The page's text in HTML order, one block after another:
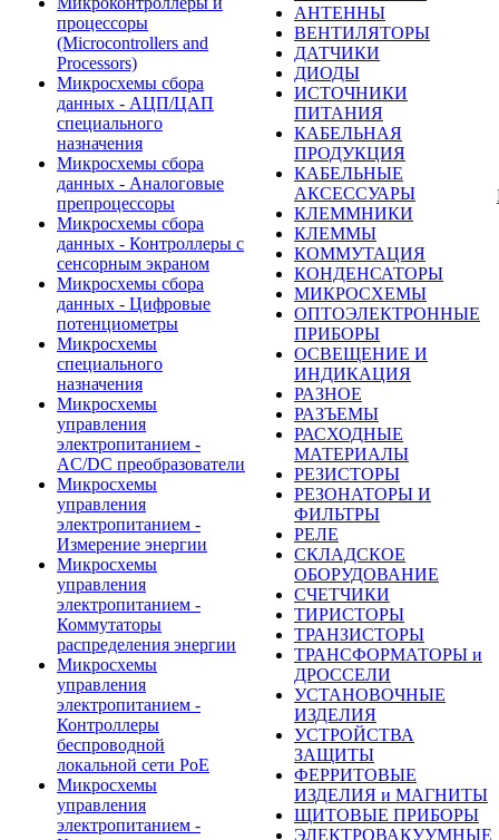
процессоры
(Microcontrollers and
Processors)
Микросхемы сбора
данных - АЦП/ЦАП
специального
назначения
Микросхемы сбора
данных - Аналоговые
препроцессоры
Микросхемы сбора
данных - Контроллеры с
сенсорным экраном
Микросхемы сбора
данных - Цифровые
потенциометры
Микросхемы
специального
назначения
Микросхемы
управления
электропитанием -
AC/DC преобразователи
Микросхемы
управления
электропитанием -
Измерение энергии
Микросхемы
управления
электропитанием -
Коммутаторы
распределения энергии
Микросхемы
управления
электропитанием -
Контроллеры
беспроводной
локальной сети PoE
Микросхемы
управления
электропитанием -
АНТЕННЫ
ВЕНТИЛЯТОРЫ
ДАТЧИКИ
ДИОДЫ
ИСТОЧНИКИ
ПИТАНИЯ
КАБЕЛЬНАЯ
ПРОДУКЦИЯ
КАБЕЛЬНЫЕ
АКСЕССУАРЫ
КЛЕММНИКИ
КЛЕММЫ
КОММУТАЦИЯ
КОНДЕНСАТОРЫ
МИКРОСХЕМЫ
ОПТОЭЛЕКТРОННЫЕ
ПРИБОРЫ
ОСВЕЩЕНИЕ И
ИНДИКАЦИЯ
РАЗНОЕ
РАЗЪЕМЫ
РАСХОДНЫЕ
МАТЕРИАЛЫ
РЕЗИСТОРЫ
РЕЗОНАТОРЫ И
ФИЛЬТРЫ
РЕЛЕ
СКЛАДСКОЕ
ОБОРУДОВАНИЕ
СЧЕТЧИКИ
ТИРИСТОРЫ
ТРАНЗИСТОРЫ
ТРАНСФОРМАТОРЫ и
ДРОССЕЛИ
УСТАНОВОЧНЫЕ
ИЗДЕЛИЯ
УСТРОЙСТВА
ЗАЩИТЫ
ФЕРРИТОВЫЕ
ИЗДЕЛИЯ и МАГНИТЫ
ЩИТОВЫЕ ПРИБОРЫ
ЭЛЕКТРОВАКУУМНЫЕ